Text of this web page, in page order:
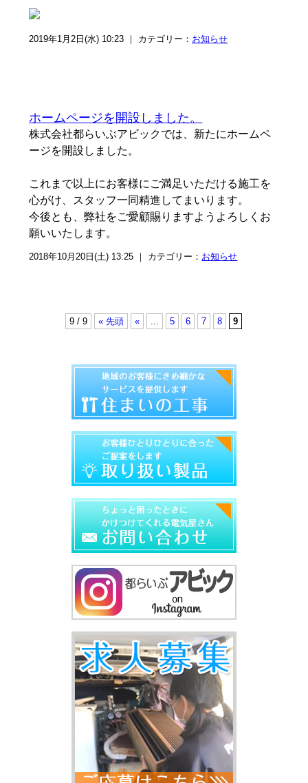
2019年1月2日(水) 10:23 ｜ カテゴリー： お知らせ
ホームページを開設しました。
株式会社都らいぶアビックでは、新たにホームペ
ージを開設しました。
これまで以上にお客様にご満足いただける施工を
心がけ、スタッフ一同精進してまいります。
今後とも、弊社をご愛顧賜りますようよろしくお
願いいたします。
2018年10月20日(土) 13:25 ｜ カテゴリー： お知らせ
9 / 9 « 先頭 « 5 6 7 8 9